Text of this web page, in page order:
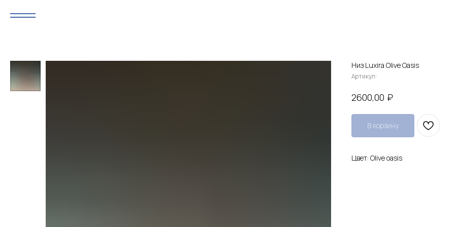
Низ Luxira Olive Oasis
Артикул:
2600,00 ₽
В корзину
Цвет: Olive oasis